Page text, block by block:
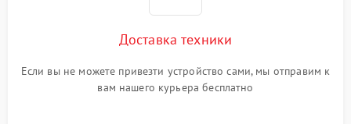
Доставка техники
Если вы не можете привезти устройство сами, мы отправим к
вам нашего курьера бесплатно